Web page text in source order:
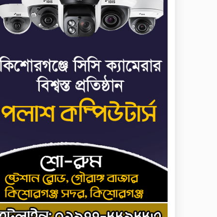
পালানোর ফ্লাইট কীভাবে
মিস করেছিলেন সালমান
এফ রহমান
মৃত্যুদণ্ড বাদ না দেওয়ায়
প্রত্যক্ষদর্শীদের তথ্য দেয়নি
জাতিসংঘ: ট্রাইব্যুনালকে
প্রসিকিউটর
মানবসেবা ফাউন্ডেশনের
আয়োজনে কাফন-দাফন
বিষয়ক বিশেষ প্রশিক্ষণ
১০
৪ বিভাগে অতি ভারি বৃষ্টির
সতর্কবার্তা